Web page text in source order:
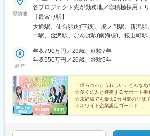
勤務地
各プロジェクト先が勤務地／◎積極採用エ
区、渋谷区、新宿区、大田区、調布市、八
浜市、川崎市、横須賀市【埼玉県】さいた
県】千葉市、船橋市★U・Iターン歓迎★車通
地もあり）★「転勤なし」を選択の際は条件
します。面接の際にご質問ください。◎本
屋市大阪府大阪市広島県広島市福岡県福岡
【最寄り駅】
大通駅、仙台駅(地下鉄)、虎ノ門駅、新潟駅
ー駅、金沢駅、なんば駅(南海線)、銀山町駅
駅、代官山駅、代々木上原駅、明治神宮前駅
場駅、四ツ谷駅、新宿三丁目駅、新宿西口駅
町駅(東京都)、入谷駅(東京都)、蒲田駅、梅
駅(東京都)、勝どき駅、八丁堀駅(東京都)、
駅、日本橋駅(東京都)、東陽町駅、水天宮前
駅、新中野駅、大井町駅、五反田駅、立会川
大崎駅、北品川駅、三ツ沢下町駅、大船駅
台駅、横浜駅、新高島駅、関内駅、生麦駅
給与
年収790万円／29歳、経験7年
年収550万円／26歳、経験5年
「頼られるとうれしい」そんなあ
☆多くの人と連携するサポート事
☆未経験でも最大2カ月間の研修
☆ホワイト企業認定ゴールド